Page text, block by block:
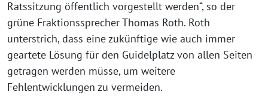
Ratssitzung öffentlich vorgestellt werden“, so der
grüne Fraktionssprecher Thomas Roth. Roth
unterstrich, dass eine zukünftige wie auch immer
geartete Lösung für den Guidelplatz von allen Seiten
getragen werden müsse, um weitere
Fehlentwicklungen zu vermeiden.